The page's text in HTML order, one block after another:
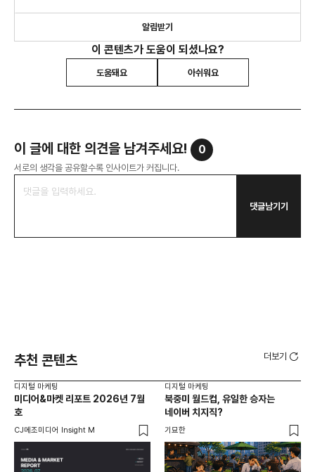
알림받기
이 콘텐츠가 도움이 되셨나요?
도움돼요 아쉬워요
이 글에 대한 의견을 남겨주세요! 0
서로의 생각을 공유할수록 인사이트가 커집니다.
댓글남기기
추천 콘텐츠 더보기
디지털 마케팅
미디어&마켓 리포트 2026년 7월
호
CJ메조미디어 Insight M
디지털 마케팅
북중미 월드컵, 유일한 승자는
네이버 치지직?
기묘한